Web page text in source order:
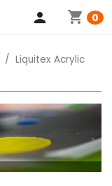
shopping_cart 0
person
Liquitex Acrylic